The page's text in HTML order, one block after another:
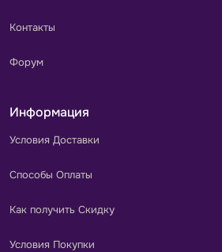
Контакты
Форум
Информация
Условия Доставки
Способы Оплаты
Как получить Скидку
Условия Покупки